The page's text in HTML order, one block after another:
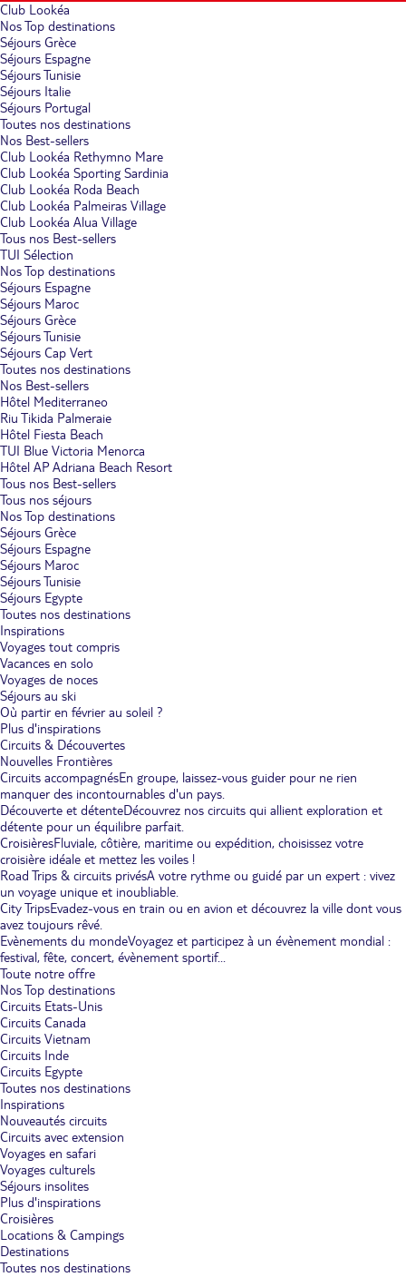
Club Lookéa
Nos Top destinations
Séjours Grèce
Séjours Espagne
Séjours Tunisie
Séjours Italie
Séjours Portugal
Toutes nos destinations
Nos Best-sellers
Club Lookéa Rethymno Mare
Club Lookéa Sporting Sardinia
Club Lookéa Roda Beach
Club Lookéa Palmeiras Village
Club Lookéa Alua Village
Tous nos Best-sellers
TUI Sélection
Nos Top destinations
Séjours Espagne
Séjours Maroc
Séjours Grèce
Séjours Tunisie
Séjours Cap Vert
Toutes nos destinations
Nos Best-sellers
Hôtel Mediterraneo
Riu Tikida Palmeraie
Hôtel Fiesta Beach
TUI Blue Victoria Menorca
Hôtel AP Adriana Beach Resort
Tous nos Best-sellers
Tous nos séjours
Nos Top destinations
Séjours Grèce
Séjours Espagne
Séjours Maroc
Séjours Tunisie
Séjours Egypte
Toutes nos destinations
Inspirations
Voyages tout compris
Vacances en solo
Voyages de noces
Séjours au ski
Où partir en février au soleil ?
Plus d'inspirations
Circuits & Découvertes
Nouvelles Frontières
Circuits accompagnésEn groupe, laissez-vous guider pour ne rien
manquer des incontournables d'un pays.
Découverte et détenteDécouvrez nos circuits qui allient exploration et
détente pour un équilibre parfait.
CroisièresFluviale, côtière, maritime ou expédition, choisissez votre
croisière idéale et mettez les voiles !
Road Trips & circuits privésA votre rythme ou guidé par un expert : vivez
un voyage unique et inoubliable.
City TripsEvadez-vous en train ou en avion et découvrez la ville dont vous
avez toujours rêvé.
Evènements du mondeVoyagez et participez à un évènement mondial :
festival, fête, concert, évènement sportif...
Toute notre offre
Nos Top destinations
Circuits Etats-Unis
Circuits Canada
Circuits Vietnam
Circuits Inde
Circuits Egypte
Toutes nos destinations
Inspirations
Nouveautés circuits
Circuits avec extension
Voyages en safari
Voyages culturels
Séjours insolites
Plus d'inspirations
Croisières
Locations & Campings
Destinations
Toutes nos destinations